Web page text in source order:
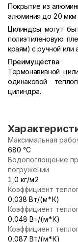
Покрытие из
алюминия до 20 мкм
Цилиндры могут
полиэтиленовую
краям) с ручной или
Преимущества
Термонавивной
одинаковой
цилиндра.
Максимальная
680 °С
Водопоглощение
погружении
1,0 кг/м2
Коэффициент
0,038 Вт/(м*К)
Коэффициент
0,048 Вт/(м*К)
Коэффициент
0,087 Вт/(м*К)